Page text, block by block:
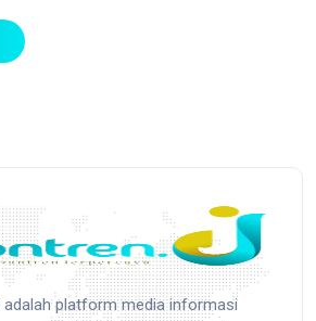
adalah platform media informasi